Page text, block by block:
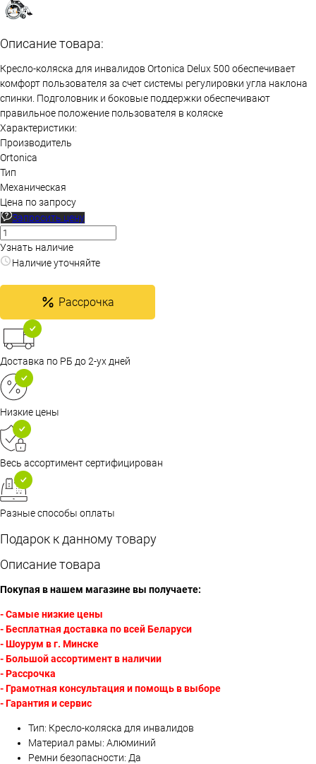
Описание товара:
Кресло-коляска для инвалидов Ortonica Delux 500 обеспечивает
комфорт пользователя за счет системы регулировки угла наклона
спинки. Подголовник и боковые поддержки обеспечивают
правильное положение пользователя в коляске
Характеристики:
Производитель
Ortonica
Тип
Механическая
Цена по запросу
Запросить цену
Узнать наличие
Наличие уточняйте
Рассрочка
Доставка по РБ до 2-ух дней
Низкие цены
Весь ассортимент сертифицирован
Разные способы оплаты
Подарок к данному товару
Описание товара
Покупая в нашем магазине вы получаете:
- Самые низкие цены
- Бесплатная доставка по всей Беларуси
- Шоурум в г. Минске
- Большой ассортимент в наличии
- Рассрочка
- Грамотная консультация и помощь в выборе
- Гарантия и сервис
Тип: Кресло-коляска для инвалидов
Материал рамы: Алюминий
Ремни безопасности: Да